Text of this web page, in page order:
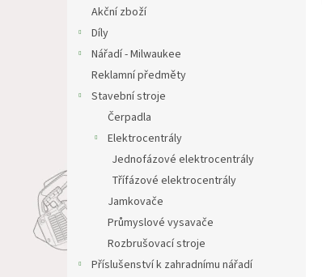
Akční zboží
Díly
Nářadí - Milwaukee
Reklamní předměty
Stavební stroje
Čerpadla
Elektrocentrály
Jednofázové elektrocentrály
Třífázové elektrocentrály
Jamkovače
Průmyslové vysavače
Rozbrušovací stroje
Příslušenství k zahradnímu nářadí